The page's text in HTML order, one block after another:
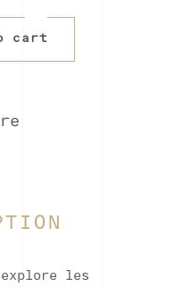
cart
les